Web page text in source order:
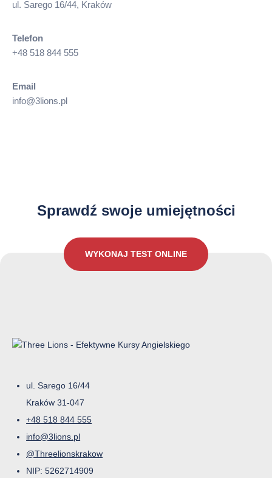
ul. Sarego 16/44, Kraków
Telefon
+48 518 844 555
Email
info@3lions.pl
Sprawdź swoje umiejętności
WYKONAJ TEST ONLINE
ul. Sarego 16/44
Kraków 31-047
+48 518 844 555
info@3lions.pl
@Threelionskrakow
NIP: 5262714909